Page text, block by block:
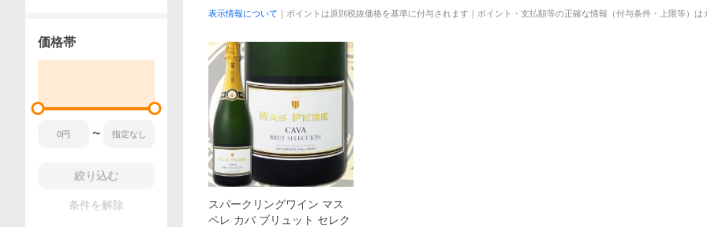
表示情報について ｜ポイントは原則税抜価格を基準に付与されます｜ポイント・支払額等の正確な情報（付与条件・上限等）
スパークリングワイン マス
ペレ カバ ブリュット セレク
価格帯
〜
絞り込む
条件を解除